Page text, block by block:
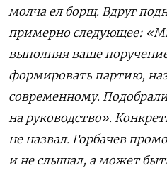
молча ел борщ. Вдруг
примерно следующее:
выполняя ваше
формировать партию,
современному.
на руководство».
не назвал. Горбачев
и не слышал, а может